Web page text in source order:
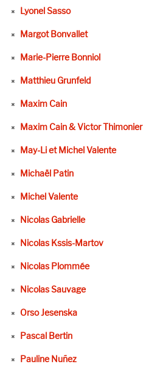
Lyonel Sasso
Margot Bonvallet
Marie-Pierre Bonniol
Matthieu Grunfeld
Maxim Cain
Maxim Cain & Victor Thimonier
May-Li et Michel Valente
Michaël Patin
Michel Valente
Nicolas Gabrielle
Nicolas Kssis-Martov
Nicolas Plommée
Nicolas Sauvage
Orso Jesenska
Pascal Bertin
Pauline Nuñez